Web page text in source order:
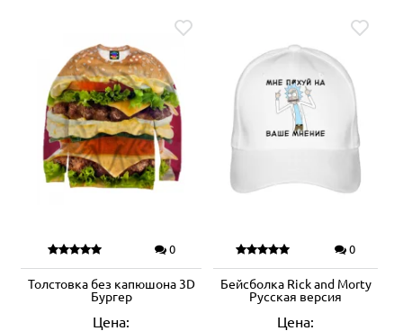
0
Толстовка без капюшона 3D
Бургер
Цена:
0
Бейсболка Rick and Morty
Русская версия
Цена: